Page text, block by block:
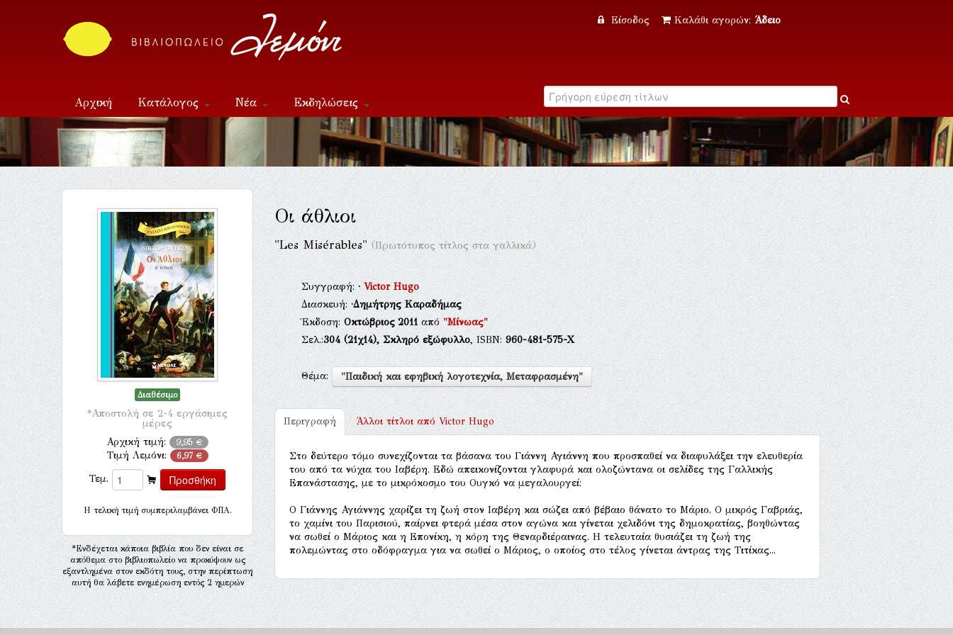
Είσοδος Καλάθι αγορών: Άδειο
Αρχική Κατάλογος Νέα Εκδηλώσεις
Επικοινωνία
Διαθέσιμο
*Αποστολή σε 2-4 εργάσιμες
μέρες
Αρχική τιμή: 9,95 €
Τιμή Λεμόνι: 6,97 €
Τεμ.
H τελική τιμή συμπεριλαμβάνει ΦΠΑ.
*Ενδέχεται κάποια βιβλία που δεν είναι σε
απόθεμα στο βιβλιοπωλείο να προκύψουν ως
εξαντλημένα στον εκδότη τους, στην περίπτωση
αυτή θα λάβετε ενημέρωση εντός 2 ημερών
Οι άθλιοι
"Les Misérables"(Πρωτότυπος τίτλος στα γαλλικά)
Συγγραφή:·Victor Hugo
Διασκευή:·Δημήτρης Καραδήμας
Έκδοση:Οκτώβριος 2011από"Μίνωας"
Σελ.:304(21χ14), Σκληρό εξώφυλλο, ISBN:960-481-575-Χ
Θέμα: "Παιδική και εφηβική λογοτεχνία, Μεταφρασμένη"
Περιγραφή Άλλοι τίτλοι απόVictor Hugo
Στο δεύτερο τόμο συνεχίζονται τα βάσανα του Γιάννη Αγιάννη που προσπαθεί να διαφυλάξει την ελευθερία
του από τα νύχια του Ιαβέρη. Εδώ απεικονίζονται γλαφυρά και ολοζώντανα οι σελίδες της Γαλλικής
Επανάστασης, με το μικρόκοσμο του Ουγκό να μεγαλουργεί:
Ο Γιάννης Αγιάννης χαρίζει τη ζωή στον Ιαβέρη και σώζει από βέβαιο θάνατο το Μάριο. Ο μικρός Γαβριάς,
το χαμίνι του Παρισιού, παίρνει φτερά μέσα στον αγώνα και γίνεται χελιδόνι της δημοκρατίας, βοηθώντας
να σωθεί ο Μάριος και η Επονίκη, η κόρη της Θεναρδιέραινας. Η τελευταία θυσιάζει τη ζωή της
πολεμώντας στο οδόφραγμα για να σωθεί ο Μάριος, ο οποίος στο τέλος γίνεται άντρας της Τιτίκας...